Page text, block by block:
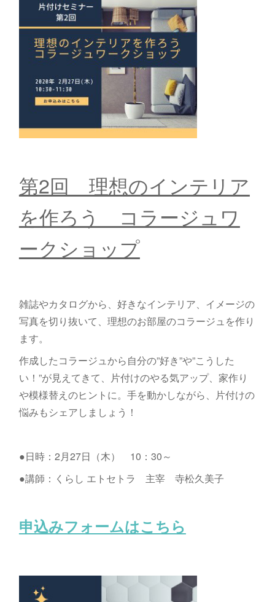
第2回 理想のインテリア
を作ろう コラージュワ
ークショップ
雑誌やカタログから、好きなインテリア、イメージの
写真を切り抜いて、理想のお部屋のコラージュを作り
ます。
作成したコラージュから自分の”好き”や”こうした
い！”が見えてきて、片付けのやる気アップ、家作り
や模様替えのヒントに。手を動かしながら、片付けの
悩みもシェアしましょう！
●日時：2月27日（木） 10：30～
●講師：くらし エトセトラ 主宰 寺松久美子
申込みフォームはこちら